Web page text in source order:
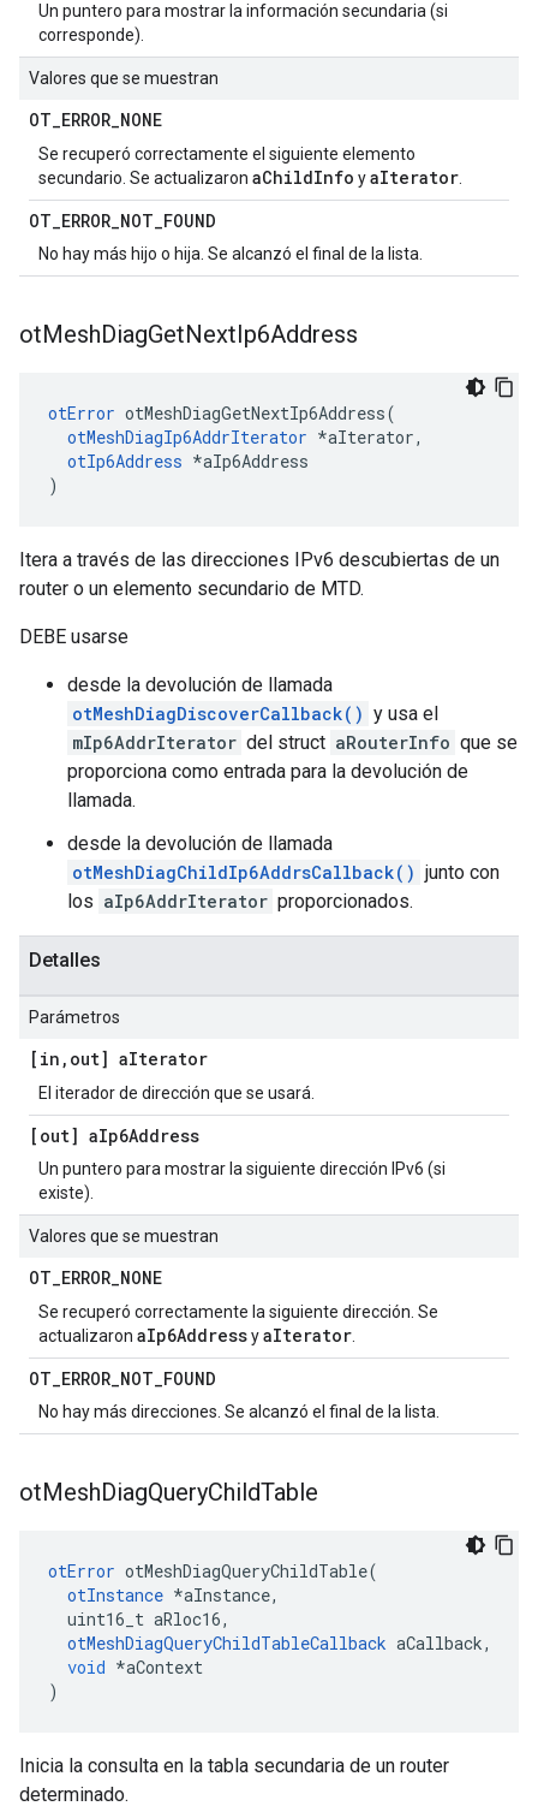
Un puntero para mostrar la información secundaria (si
corresponde).
Valores que se muestran
OT_ERROR_NONE
Se recuperó correctamente el siguiente elemento
secundario. Se actualizaron aChildInfo yaIterator
OT_ERROR_NOT_FOUND
No hay más hijo o hija. Se alcanzó el final de la lista.
otMeshDiagGetNextIp6Address
otError otMeshDiagGetNextIp6Address(
otMeshDiagIp6AddrIterator *aIterator,
otIp6Address *aIp6Address
)
Itera a través de las direcciones IPv6 descubiertas de un
router o un elemento secundario de MTD.
DEBE usarse
desde la devolución de llamada
otMeshDiagDiscoverCallback() y usa el
mIp6AddrIterator del struct aRouterInfo que se
proporciona como entrada para la devolución de
llamada.
desde la devolución de llamada
otMeshDiagChildIp6AddrsCallback() junto con
los aIp6AddrIterator proporcionados.
Detalles
Parámetros
[in , out] aIterator
El iterador de dirección que se usará.
[out] aIp6Address
Un puntero para mostrar la siguiente dirección IPv6 (si
existe).
Valores que se muestran
OT_ERROR_NONE
Se recuperó correctamente la siguiente dirección. Se
actualizaron aIp6AddressyaIterator
OT_ERROR_NOT_FOUND
No hay más direcciones. Se alcanzó el final de la lista.
otMeshDiagQueryChildTable
otError otMeshDiagQueryChildTable(
otInstance *aInstance,
uint16_t aRloc16,
otMeshDiagQueryChildTableCallback aCallback,
void *aContext
)
Inicia la consulta en la tabla secundaria de un router
determinado.